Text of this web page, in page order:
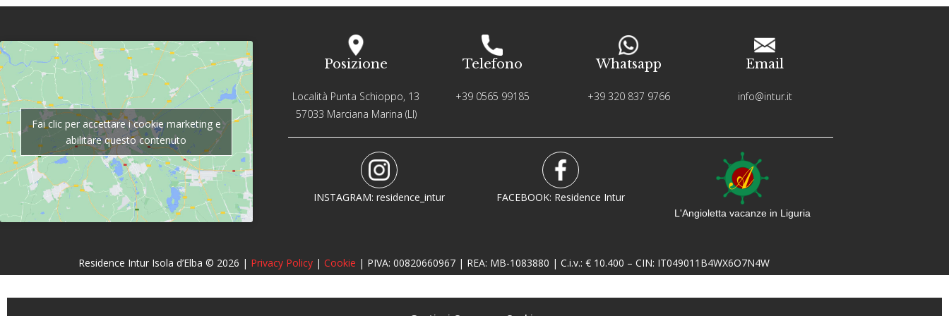
Fai clic per accettare i cookie marketing e
abilitare questo contenuto
Posizione
Località Punta Schioppo, 13
57033 Marciana Marina (LI)
Telefono
+39 0565 99185
Whatsapp
+39 320 837 9766
Email
info@intur.it
INSTAGRAM: residence_intur FACEBOOK: Residence Intur
L'Angioletta vacanze in Liguria
Residence Intur Isola d’Elba © 2026 | Privacy Policy| Cookie | PIVA: 00820660967 | REA: MB-1083880 | C.i.v.: € 10.400 – CIN: IT049011B4WX6O7N4W